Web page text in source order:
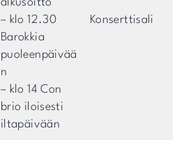
alkusoitto
– klo 12.30
Barokkia
puoleenpäivää
n
– klo 14 Con
brio iloisesti
iltapäivään
Konserttisali